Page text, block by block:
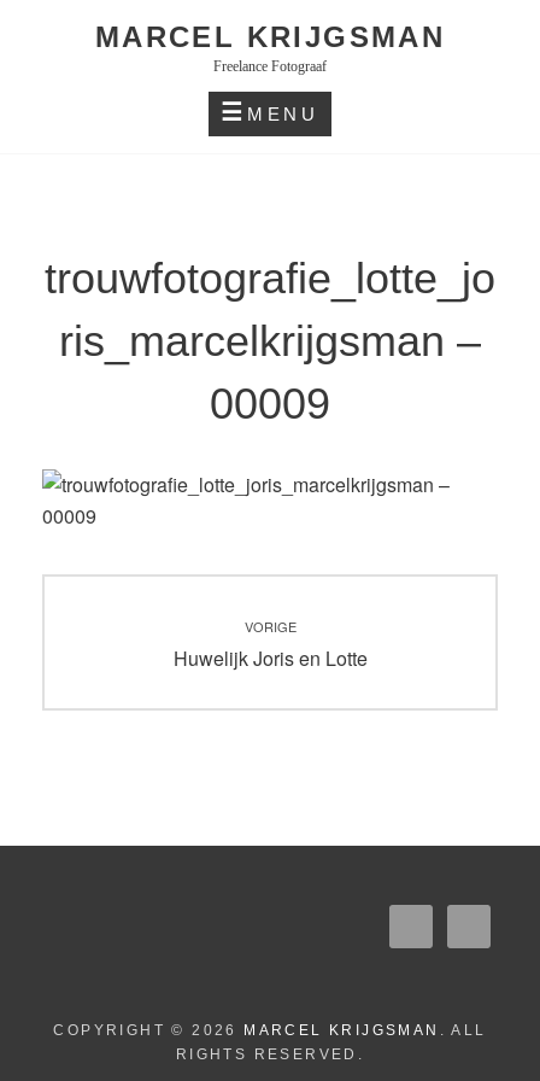
MARCEL KRIJGSMAN
Freelance Fotograaf
MENU
trouwfotografie_lotte_jo
ris_marcelkrijgsman –
00009
navigatie
VORIGE
Vorig
Huwelijk Joris en Lotte
COPYRIGHT © 2026 MARCEL KRIJGSMAN . ALL
RIGHTS RESERVED.